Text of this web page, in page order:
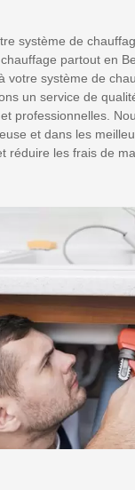
système de
partout en
votre système de
un service de
professionnelles.
et dans les
réduire les frais de